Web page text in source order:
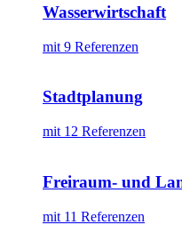
Wasserwirtschaft
mit 9 Referenzen
Stadtplanung
mit 12 Referenzen
Freiraum- und
mit 11 Referenzen